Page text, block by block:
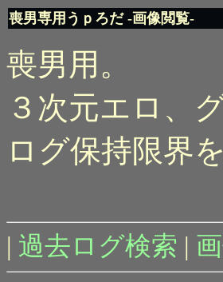
喪男専用うｐろだ -画像閲覧-
喪男用。
３次元エロ、
ログ保持限界
| 過去ログ検索 |